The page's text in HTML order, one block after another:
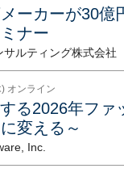
ーカーが30億
ナー
サルティング株式会社
オンライン
る2026年フ
変える～
Inc.